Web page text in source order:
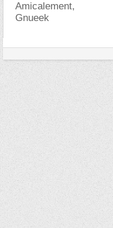
Amicalement,
Gnueek